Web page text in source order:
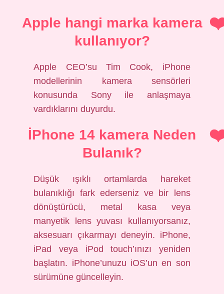
Apple hangi marka kamera
kullanıyor?
Apple CEO’su Tim Cook, iPhone
modellerinin kamera sensörleri
konusunda Sony ile anlaşmaya
vardıklarını duyurdu.
İPhone 14 kamera Neden
Bulanık?
Düşük ışıklı ortamlarda hareket
bulanıklığı fark ederseniz ve bir lens
dönüştürücü, metal kasa veya
manyetik lens yuvası kullanıyorsanız,
aksesuarı çıkarmayı deneyin. iPhone,
iPad veya iPod touch’ınızı yeniden
başlatın. iPhone’unuzu iOS’un en son
sürümüne güncelleyin.